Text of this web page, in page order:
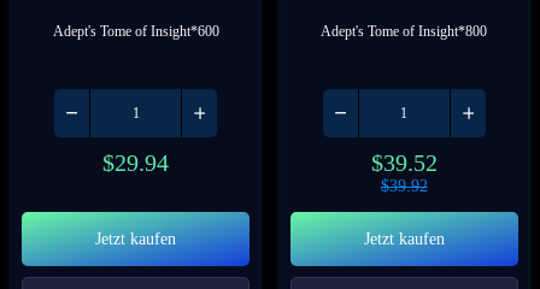
Adept's Tome of Insight*600
$29.94
Jetzt kaufen
Adept's Tome of Insight*800
$39.52
$39.92
Jetzt kaufen